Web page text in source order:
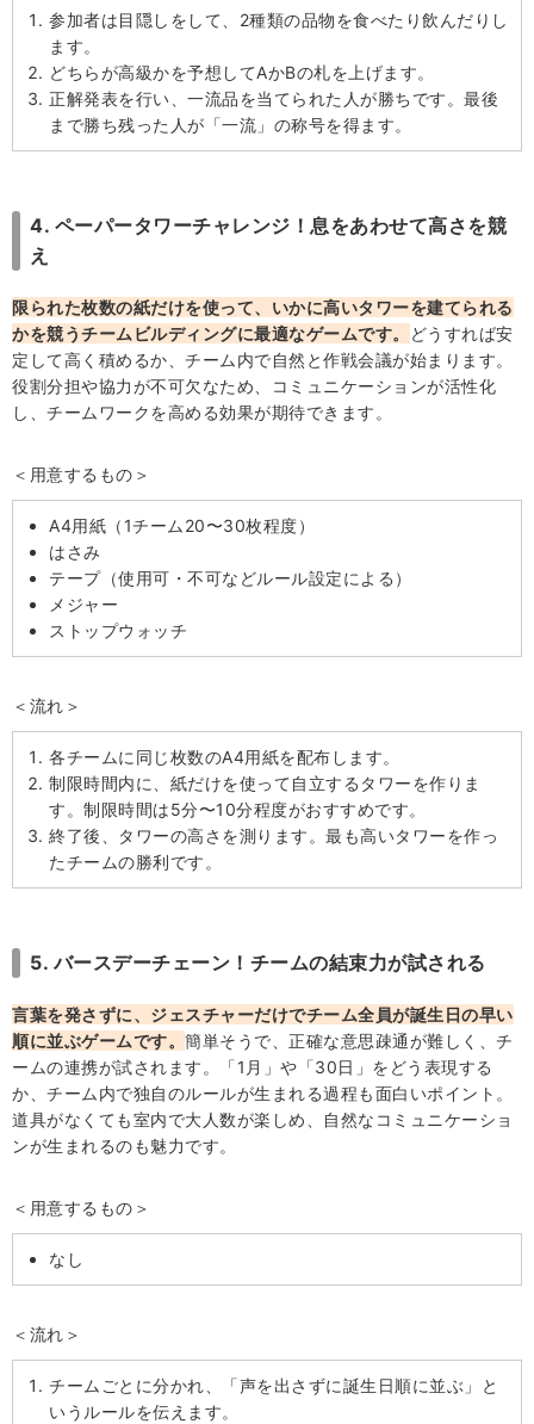
参加者は目隠しをして、2種類の品物を食べたり飲んだりし
ます。
どちらが高級かを予想してAかBの札を上げます。
正解発表を行い、一流品を当てられた人が勝ちです。最後
まで勝ち残った人が「一流」の称号を得ます。
4. ペーパータワーチャレンジ！息をあわせて高さを競
え
限られた枚数の紙だけを使って、いかに高いタワーを建てられる
かを競うチームビルディングに最適なゲームです。
どうすれば安
定して高く積めるか、チーム内で自然と作戦会議が始まります。
役割分担や協力が不可欠なため、コミュニケーションが活性化
し、チームワークを高める効果が期待できます。
＜用意するもの＞
A4用紙（1チーム20〜30枚程度）
はさみ
テープ（使用可・不可などルール設定による）
メジャー
ストップウォッチ
＜流れ＞
各チームに同じ枚数のA4用紙を配布します。
制限時間内に、紙だけを使って自立するタワーを作りま
す。制限時間は5分〜10分程度がおすすめです。
終了後、タワーの高さを測ります。最も高いタワーを作っ
たチームの勝利です。
5. バースデーチェーン！チームの結束力が試される
言葉を発さずに、ジェスチャーだけでチーム全員が誕生日の早い
順に並ぶゲームです。 簡単そうで、正確な意思疎通が難しく、チ
ームの連携が試されます。「1月」や「30日」をどう表現する
か、チーム内で独自のルールが生まれる過程も面白いポイント。
道具がなくても室内で大人数が楽しめ、自然なコミュニケーショ
ンが生まれるのも魅力です。
＜用意するもの＞
なし
＜流れ＞
チームごとに分かれ、「声を出さずに誕生日順に並ぶ」と
いうルールを伝えます。